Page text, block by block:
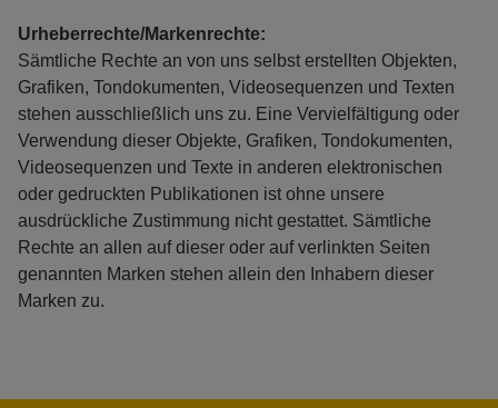
Urheberrechte/Markenrechte:
Sämtliche Rechte an von uns selbst erstellten Objekten,
Grafiken, Tondokumenten, Videosequenzen und Texten
stehen ausschließlich uns zu. Eine Vervielfältigung oder
Verwendung dieser Objekte, Grafiken, Tondokumenten,
Videosequenzen und Texte in anderen elektronischen
oder gedruckten Publikationen ist ohne unsere
ausdrückliche Zustimmung nicht gestattet. Sämtliche
Rechte an allen auf dieser oder auf verlinkten Seiten
genannten Marken stehen allein den Inhabern dieser
Marken zu.